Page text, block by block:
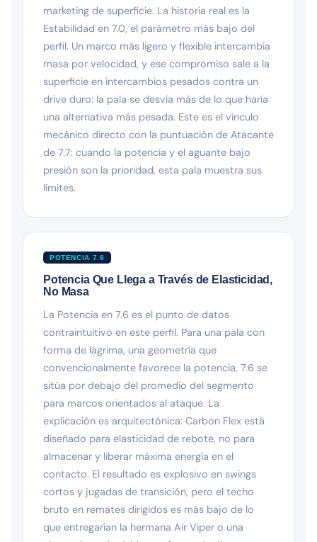
marketing de superficie. La historia real es la
Estabilidad en 7.0, el parámetro más bajo del
perfil. Un marco más ligero y flexible intercambia
masa por velocidad, y ese compromiso sale a la
superficie en intercambios pesados contra un
drive duro: la pala se desvía más de lo que haría
una alternativa más pesada. Este es el vínculo
mecánico directo con la puntuación de Atacante
de 7.7: cuando la potencia y el aguante bajo
presión son la prioridad, esta pala muestra sus
límites.
POTENCIA 7.6
Potencia Que Llega a Través de Elasticidad,
No Masa
La Potencia en 7.6 es el punto de datos
contraintuitivo en este perfil. Para una pala con
forma de lágrima, una geometría que
convencionalmente favorece la potencia, 7.6 se
sitúa por debajo del promedio del segmento
para marcos orientados al ataque. La
explicación es arquitectónica: Carbon Flex está
diseñado para elasticidad de rebote, no para
almacenar y liberar máxima energía en el
contacto. El resultado es explosivo en swings
cortos y jugadas de transición, pero el techo
bruto en remates dirigidos es más bajo de lo
que entregarían la hermana Air Viper o una